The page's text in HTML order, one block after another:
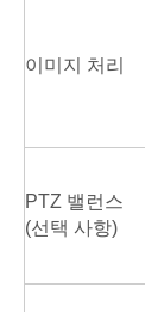
이미지 처리
PTZ 밸런스
(선택 사항)